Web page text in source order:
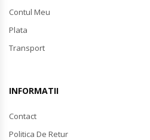
Contul Meu
Plata
Transport
INFORMATII
Contact
Politica De Retur